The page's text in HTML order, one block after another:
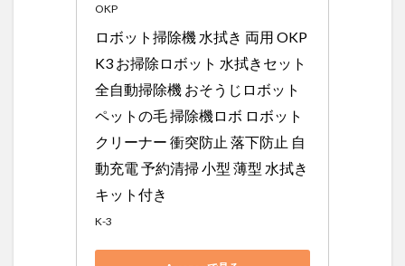
OKP
ロボット掃除機 水拭き 両用 OKP
K3 お掃除ロボット 水拭きセット
全自動掃除機 おそうじロボット
ペットの毛 掃除機ロボ ロボット
クリーナー 衝突防止 落下防止 自
動充電 予約清掃 小型 薄型 水拭き
キット付き
K-3